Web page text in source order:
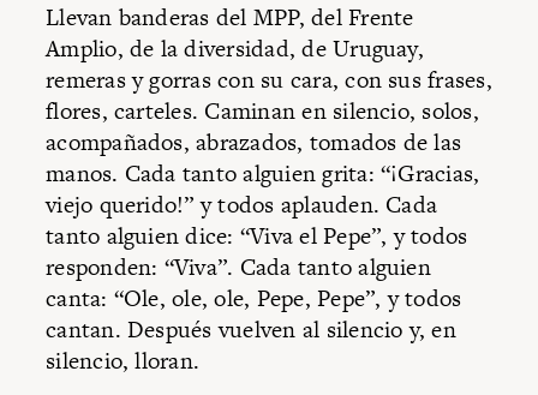
Llevan banderas del MPP, del Frente
Amplio, de la diversidad, de Uruguay,
remeras y gorras con su cara, con sus frases,
flores, carteles. Caminan en silencio, solos,
acompañados, abrazados, tomados de las
manos. Cada tanto alguien grita: “¡Gracias,
viejo querido!” y todos aplauden. Cada
tanto alguien dice: “Viva el Pepe”, y todos
responden: “Viva”. Cada tanto alguien
canta: “Ole, ole, ole, Pepe, Pepe”, y todos
cantan. Después vuelven al silencio y, en
silencio, lloran.